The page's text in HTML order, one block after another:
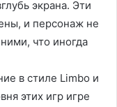
экрана. Эти
и персонаж не
что иногда
в стиле Limbo и
этих игр игре